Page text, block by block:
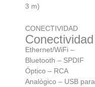
3 m)
CONECTIVIDAD
Conectividad
Ethernet/WiFi –
Bluetooth – SPDIF
Óptico – RCA
Analógico – USB para